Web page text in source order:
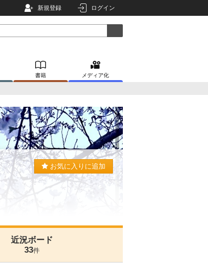
新規登録 ログイン
書籍 メディア化
お気に入りに追加
近況ボード
33件